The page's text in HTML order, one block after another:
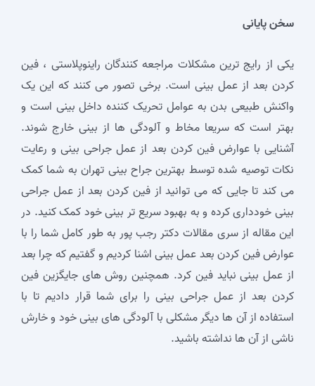
سخن پایانی
یکی از رایج ترین مشکلات مراجعه کنندگان راینوپلاستی ، فین
کردن بعد از عمل بینی است. برخی تصور می کنند که این یک
واکنش طبیعی بدن به عوامل تحریک کننده داخل بینی است و
بهتر است که سریعا مخاط و آلودگی ها از بینی خارج شوند.
آشنایی با عوارض فین کردن بعد از عمل جراحی بینی و رعایت
نکات توصیه شده توسط بهترین جراح بینی تهران به شما کمک
می کند تا جایی که می توانید از فین كردن بعد از عمل جراحی
بینی خودداری کرده و به بهبود سریع تر بینی خود کمک کنید. در
این مقاله از سری مقالات دکتر رجب پور به طور کامل شما را با
عوارض فین كردن بعد عمل بینی اشنا کردیم و گفتیم که چرا بعد
از عمل بینی نباید فین کرد. همچنین روش های جایگزین فین
كردن بعد از عمل جراحی بینی را برای شما قرار دادیم تا با
استفاده از آن ها دیگر مشکلی با آلودگی های بینی خود و خارش
ناشی از آن ها نداشته باشید.